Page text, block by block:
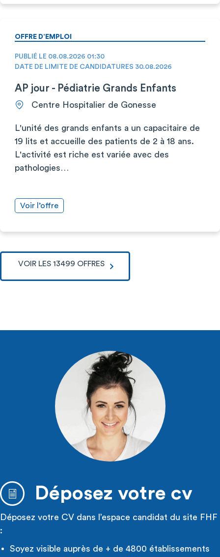
OFFRE D’EMPLOI
PUBLIÉ LE 08.08.2026 01:30
DATE DE LIMITE DE CANDIDATURES 30.08.2026
AP jour - Pédiatrie Grands Enfants
Centre Hospitalier de Gonesse
L'unité des grands enfants a un capacitaire de
19 lits et accueille des patients de 2 à 18 ans.
L'activité est riche est variée avec des
pathologies…
Voir l’offre
VOIR LES 13499 OFFRES
Déposez votre cv
Déposez votre CV dans l’espace candidat du site FHF
:
Soyez visible auprès de + de 4800 établissements